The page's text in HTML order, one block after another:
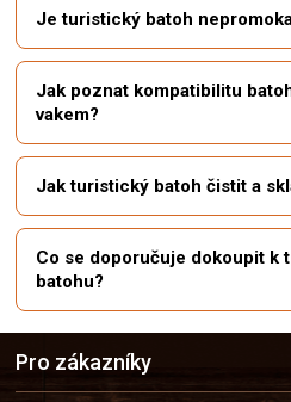
Je turistický batoh
Jak poznat kompatibilitu
vakem?
Jak turistický batoh čistit a
Co se doporučuje dokoupit k
batohu?
Pro zákazníky